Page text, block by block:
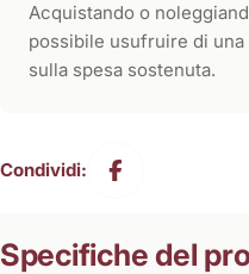
Acquistando o
possibile usufruire di una
sulla spesa sostenuta.
Condividi:
Specifiche del